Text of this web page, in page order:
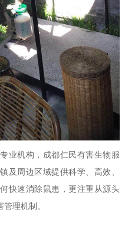
业机构，成都仁民有害生物服
及周边区域提供科学、高效、
快速消除鼠患，更注重从源头
理机制。